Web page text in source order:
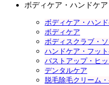
ボディケア・ハンドケ
ボディケア・ハン
ボディケア
ボディスクラブ・
ハンドケア・フッ
バストアップ・ヒ
デンタルケア
脱毛除毛クリーム